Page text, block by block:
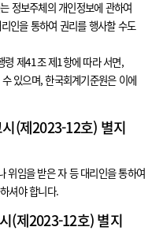
정보주체의 개인정보에 관하여
인을 통하여 권리를 행사할 수도
령 제41조 제1항에 따라 서면,
있으며, 한국회계기준원은 이에
(제2023-12호) 별지
위임을 받은 자 등 대리인을 통하여
셔야 합니다.
(제2023-12호) 별지